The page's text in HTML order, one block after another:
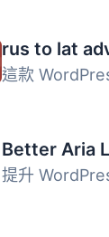
rus to lat